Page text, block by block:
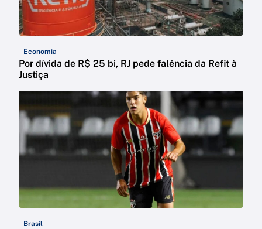
Economia
Por dívida de R$ 25 bi, RJ pede falência da Refit à
Justiça
Brasil